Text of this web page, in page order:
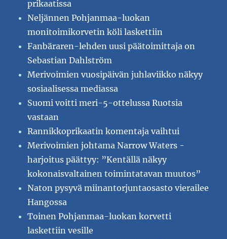
prikaatissa
Neljännen Pohjanmaa-luokan
monitoimikorvetin köli laskettiin
Fanbäraren-lehden uusi päätoimittaja on
Sebastian Dahlström
Merivoimien vuosipäivän juhlaviikko näkyy
sosiaalisessa mediassa
Suomi voitti meri-5-ottelussa Ruotsia
vastaan
Rannikkoprikaatin komentaja vaihtui
Merivoimien johtama Narrow Waters -
harjoitus päättyy: ”Kentällä näkyy
kokonaisvaltainen toimintatavan muutos”
Naton pysyvä miinantorjuntaosasto vierailee
Hangossa
Toinen Pohjanmaa-luokan korvetti
laskettiin vesille